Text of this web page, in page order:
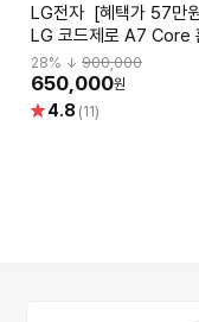
LG전자 [혜택가 57만원대]
LG 코드제로 A7 Core
전용 카밍베이지
28% ↓ 900,000
650,000원
별 4.8 (11)